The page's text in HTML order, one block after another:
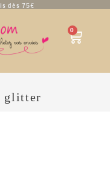
dès 75€
0
glitter